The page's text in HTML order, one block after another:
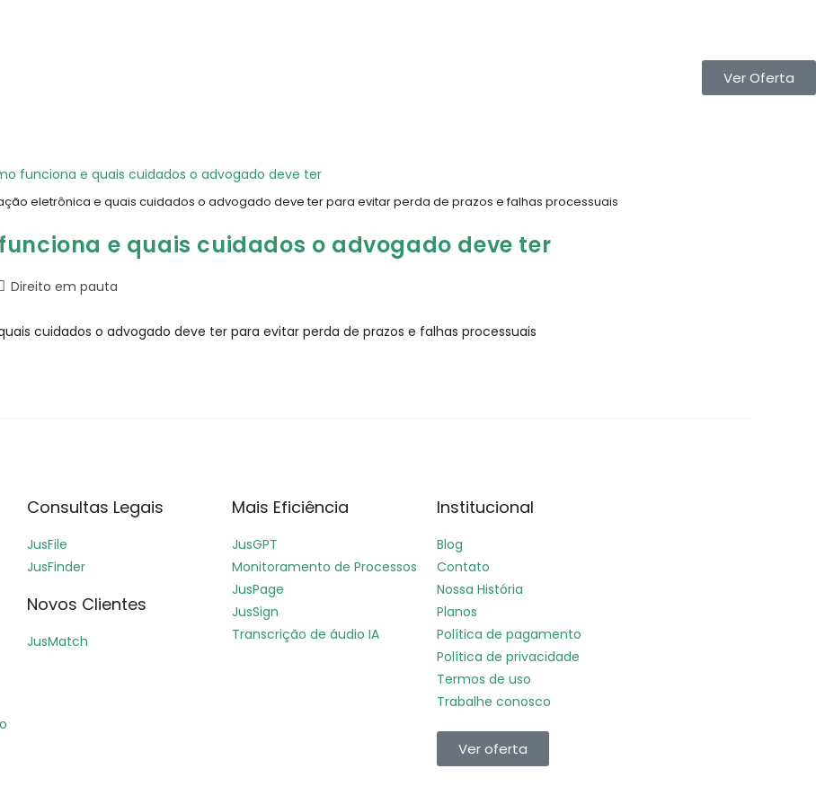
Ver Oferta
eletrônica e quais cuidados o advogado deve ter para evitar perda de prazos e falhas processuais
e quais cuidados o advogado deve ter
Direito em pauta
cuidados o advogado deve ter para evitar perda de prazos e falhas processuais
Consultas Legais
JusFile
JusFinder
Novos Clientes
JusMatch
Mais Eficiência
JusGPT
Monitoramento de Processos
JusPage
JusSign
Transcrição de áudio IA
Institucional
Blog
Contato
Nossa História
Planos
Política de pagamento
Política de privacidade
Termos de uso
Trabalhe conosco
Ver oferta